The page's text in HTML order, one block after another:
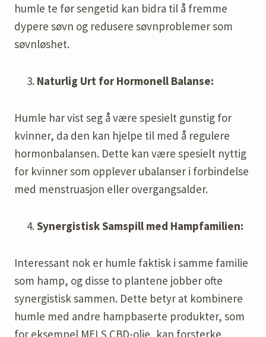
humle te før sengetid kan bidra til å fremme
dypere søvn og redusere søvnproblemer som
søvnløshet.
Naturlig Urt for Hormonell Balanse:
Humle har vist seg å være spesielt gunstig for
kvinner, da den kan hjelpe til med å regulere
hormonbalansen. Dette kan være spesielt nyttig
for kvinner som opplever ubalanser i forbindelse
med menstruasjon eller overgangsalder.
Synergistisk Samspill med Hampfamilien:
Interessant nok er humle faktisk i samme familie
som hamp, og disse to plantene jobber ofte
synergistisk sammen. Dette betyr at kombinere
humle med andre hampbaserte produkter, som
for eksempel MELS CBD-olje, kan forsterke